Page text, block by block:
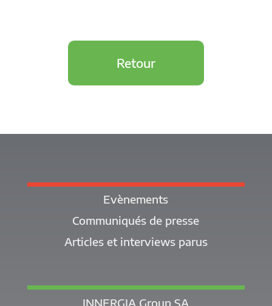
Retour
Evènements
Communiqués de presse
Articles et interviews parus
INNERGIA Group SA